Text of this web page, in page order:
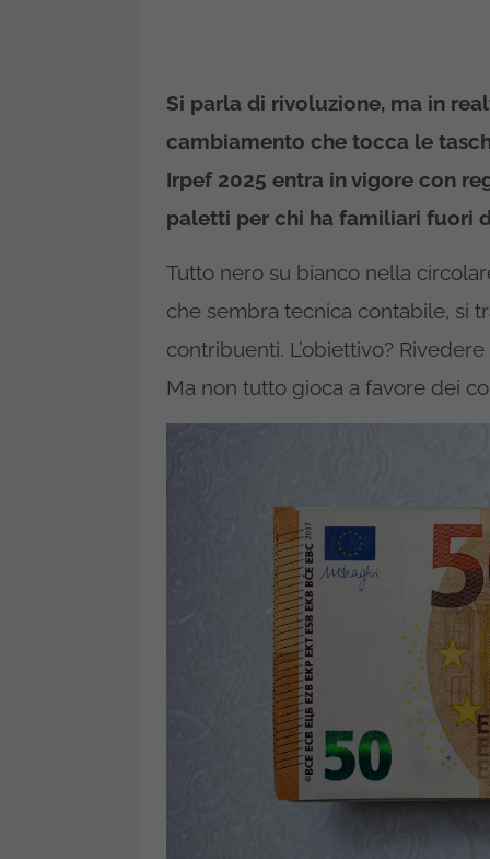
Si parla di rivoluzione, ma in
cambiamento che tocca le
Irpef 2025 entra in vigore con
paletti per chi ha familiari fuori
Tutto nero su bianco nella
che sembra tecnica contabile, si
contribuenti. L’obiettivo?
Ma non tutto gioca a favore dei